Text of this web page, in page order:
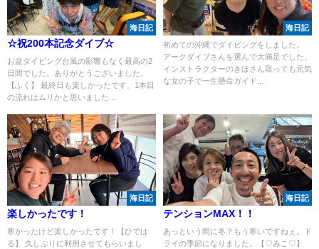
海日記
☆祝200本記念ダイブ☆
お盆ダイビング台風の影響もなく最高の2
日間でした。ありがとうございました。
【ふく】 最終日も楽しかったです。1本目
の流れはムリかと思いました...
海日記
初めての沖縄でダイビングをしました。
アークダイブさんを選んで大満足でした。
インストラクターのきほさん取っても元気
な女の子で一生懸命ガイド...
海日記
楽しかったです！
寒かったけど楽しかったです！【ひでは
る】 久しぶりに利用させてもらいまし
海日記
テンションMAX！！
あっという間に冬？もう寒いですねぇ。ド
ライの季節になりました。【♡みこ♡】